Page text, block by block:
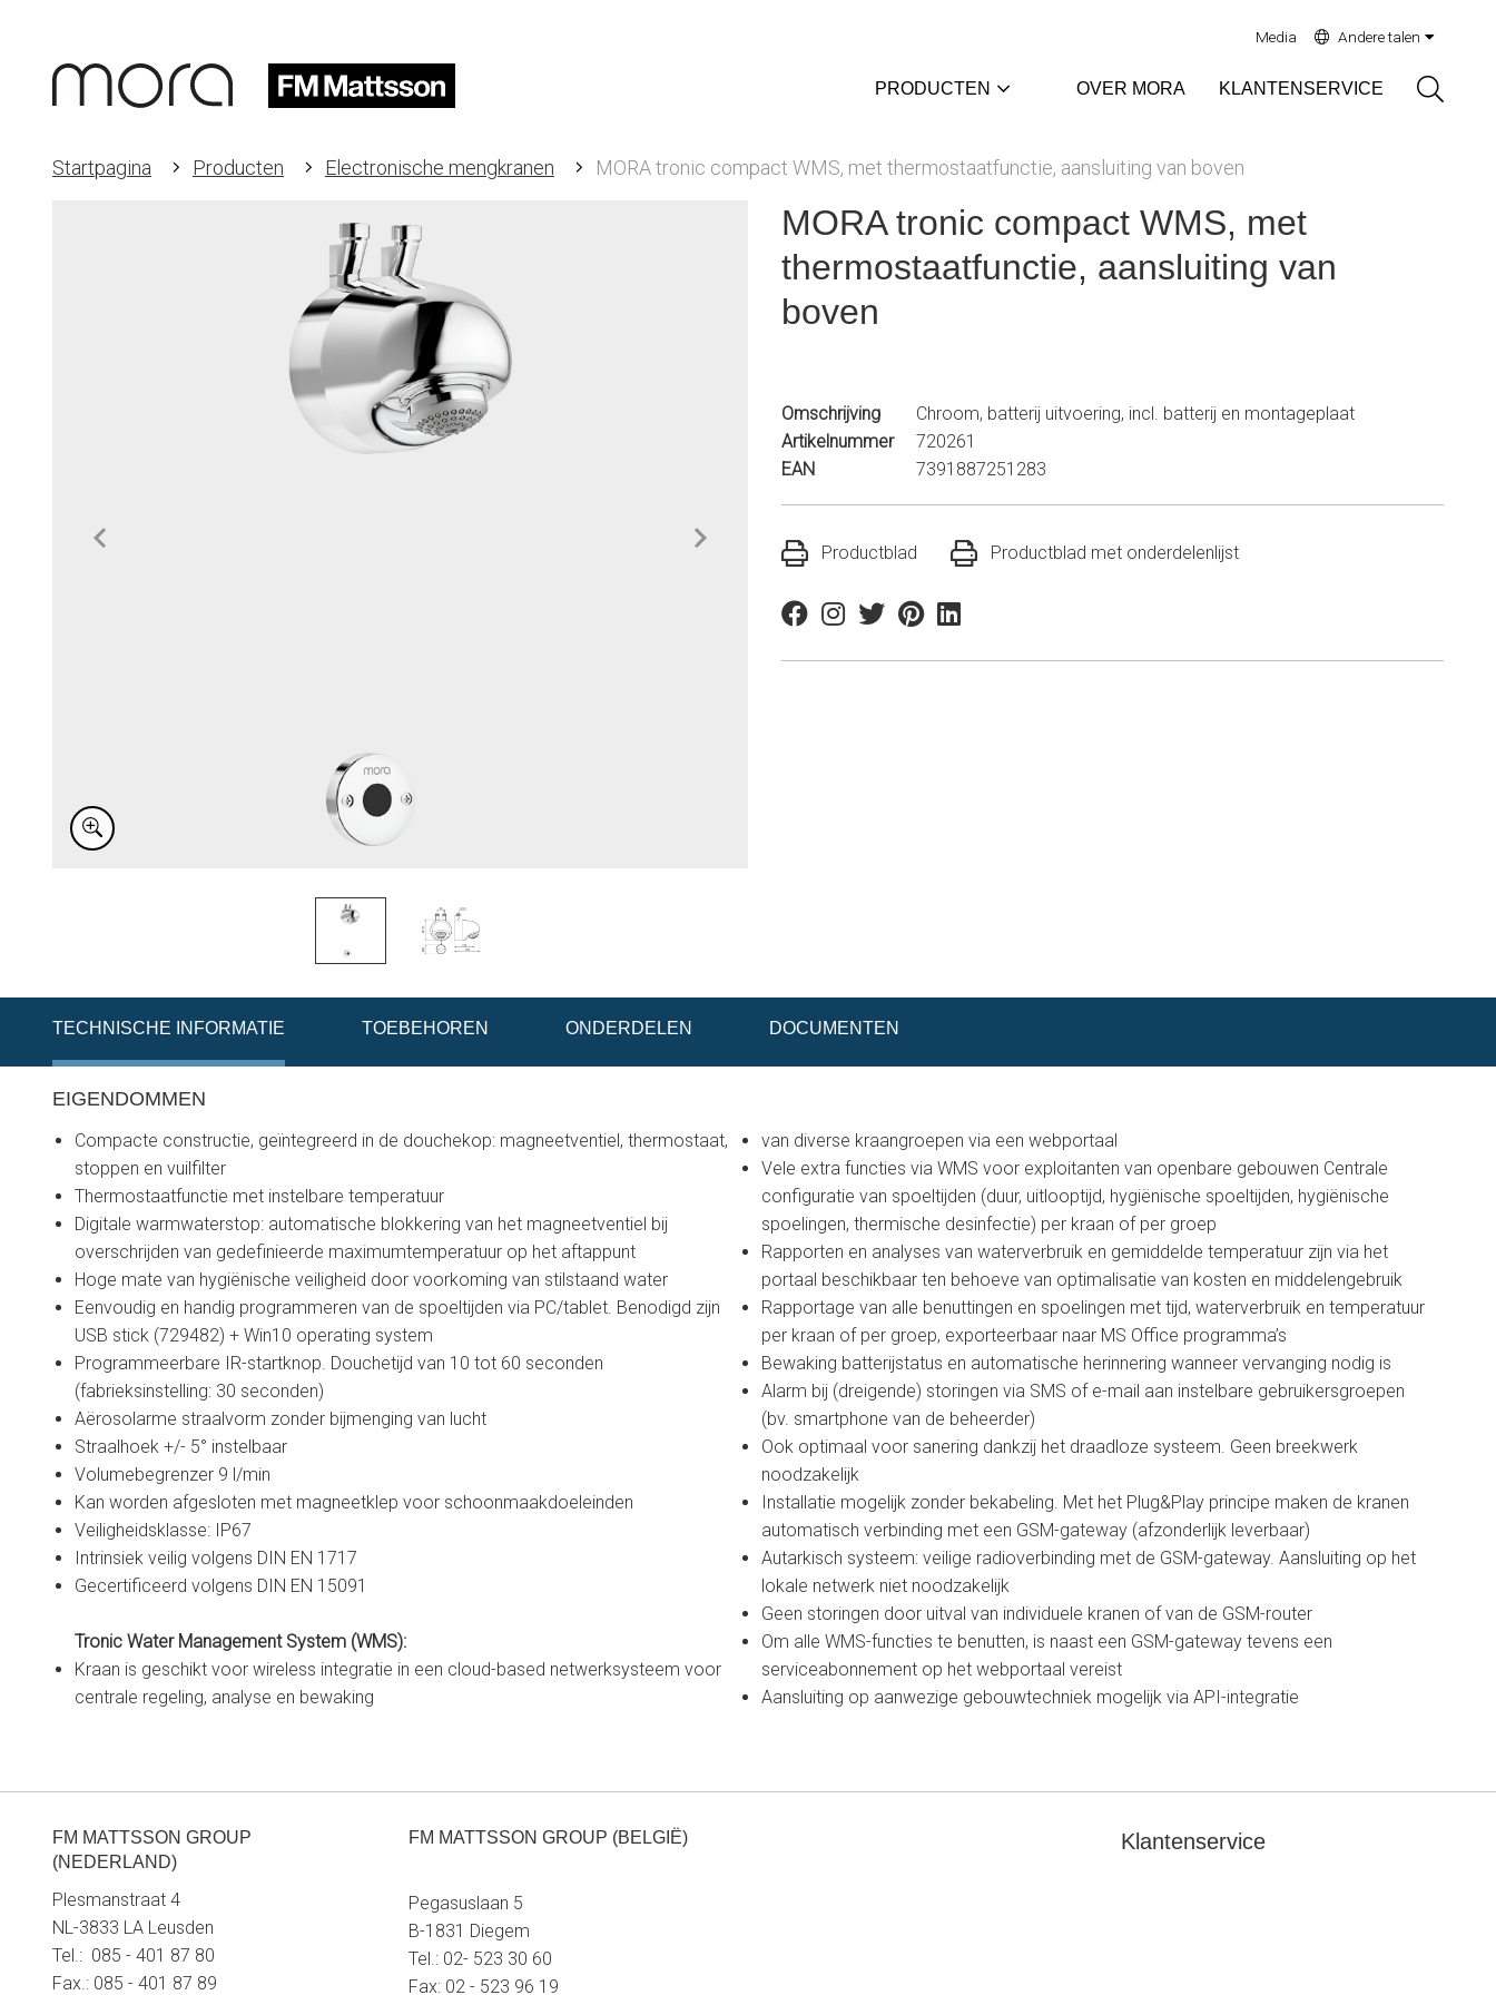
Media Andere talen
PRODUCTEN OVER MORA KLANTENSERVICE
Startpagina Producten Electronische mengkranen MORA tronic compact WMS, met thermostaatfunctie, aansluiting van boven
MORA tronic compact WMS, met
thermostaatfunctie, aansluiting van
boven
Omschrijving
Chroom, batterij uitvoering, incl. batterij en montageplaat
Artikelnummer
720261
EAN
7391887251283
Productblad Productblad met onderdelenlijst
FacebookInstagram
TwitterPinterestLinkedin
TECHNISCHE INFORMATIE TOEBEHOREN ONDERDELEN DOCUMENTEN
EIGENDOMMEN
Compacte constructie, geïntegreerd in de douchekop: magneetventiel, thermostaat,
stoppen en vuilfilter
Thermostaatfunctie met instelbare temperatuur
Digitale warmwaterstop: automatische blokkering van het magneetventiel bij
overschrijden van gedefinieerde maximumtemperatuur op het aftappunt
Hoge mate van hygiënische veiligheid door voorkoming van stilstaand water
Eenvoudig en handig programmeren van de spoeltijden via PC/tablet. Benodigd zijn
USB stick (729482) + Win10 operating system
Programmeerbare IR-startknop. Douchetijd van 10 tot 60 seconden
(fabrieksinstelling: 30 seconden)
Aërosolarme straalvorm zonder bijmenging van lucht
Straalhoek +/- 5° instelbaar
Volumebegrenzer 9 l/min
Kan worden afgesloten met magneetklep voor schoonmaakdoeleinden
Veiligheidsklasse: IP67
Intrinsiek veilig volgens DIN EN 1717
Gecertificeerd volgens DIN EN 15091
Tronic Water Management System (WMS):
Kraan is geschikt voor wireless integratie in een cloud-based netwerksysteem voor
centrale regeling, analyse en bewaking
van diverse kraangroepen via een webportaal
Vele extra functies via WMS voor exploitanten van openbare gebouwen Centrale
configuratie van spoeltijden (duur, uitlooptijd, hygiënische spoeltijden, hygiënische
spoelingen, thermische desinfectie) per kraan of per groep
Rapporten en analyses van waterverbruik en gemiddelde temperatuur zijn via het
portaal beschikbaar ten behoeve van optimalisatie van kosten en middelengebruik
Rapportage van alle benuttingen en spoelingen met tijd, waterverbruik en temperatuur
per kraan of per groep, exporteerbaar naar MS Office programma’s
Bewaking batterijstatus en automatische herinnering wanneer vervanging nodig is
Alarm bij (dreigende) storingen via SMS of e-mail aan instelbare gebruikersgroepen
(bv. smartphone van de beheerder)
Ook optimaal voor sanering dankzij het draadloze systeem. Geen breekwerk
noodzakelijk
Installatie mogelijk zonder bekabeling. Met het Plug&Play principe maken de kranen
automatisch verbinding met een GSM-gateway (afzonderlijk leverbaar)
Autarkisch systeem: veilige radioverbinding met de GSM-gateway. Aansluiting op het
lokale netwerk niet noodzakelijk
Geen storingen door uitval van individuele kranen of van de GSM-router
Om alle WMS-functies te benutten, is naast een GSM-gateway tevens een
serviceabonnement op het webportaal vereist
Aansluiting op aanwezige gebouwtechniek mogelijk via API-integratie
FM MATTSSON GROUP
(NEDERLAND)
Plesmanstraat 4
NL-3833 LA Leusden
Tel.: 085 - 401 87 80
Fax.: 085 - 401 87 89
FM MATTSSON GROUP (BELGIË)
Pegasuslaan 5
B-1831 Diegem
Tel.: 02- 523 30 60
Fax: 02 - 523 96 19
Klantenservice